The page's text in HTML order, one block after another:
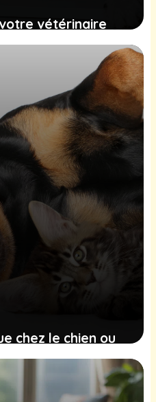
vétérinaire
technologiques
pour votre
chez le chien ou